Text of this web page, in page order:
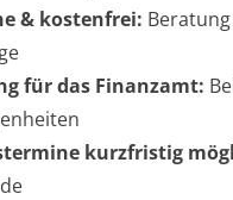
& kostenfrei:
für das Finanzamt:
kurzfristig